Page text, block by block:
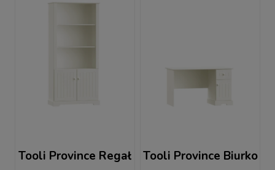
Tooli Province Regał Tooli Province Biurko